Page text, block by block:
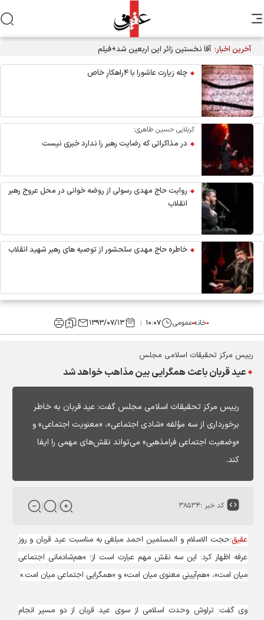
آخرین اخبار: آقا نخستین زائر این اربعین شد+فیلم
چله زیارت عاشورا با ۴راهکارِ خاص
کربلایی حسین طاهری:
در مذاکراتی که رضایت رهبر را ندارد خبری نیست
روایت حاج مهدی رسولی از روضه خوانی در محل عروج رهبر
انقلاب
خاطره حاج مهدی سلحشور از توصیه های رهبر شهید انقلاب
خانهعمومی ۱۰:۰۷ ۱۳۹۳/۰۷/۱۳
رییس مرکز تحقیقات اسلامی مجلس
عید قربان باعث همگرایی بین مذاهب خواهد شد
رییس مرکز تحقیقات اسلامی مجلس گفت: عید قربان به خاطر
برخورداری از سه مؤلفه «شادی اجتماعی»، «معنویت اجتماعی» و
«وضعیت اجتماعی فرامذهبی» می‌تواند نقش‌های مهمی را ایفا
کند.
کد خبر :۳۸۵۳۴
عقیق:حجت الاسلام و المسلمین احمد مبلغی به مناسبت عید قربان و روز
عرفه اظهار کرد: این سه نقش مهم عبارت است از؛ «هم‌شادمانی اجتماعی
میان امت»، «هم‌آیینی معنوی میان امت» و «همگرایی اجتماعی میان امت.»
وی گفت: تراوش وحدت اسلامی از سوی عید قربان از دو مسیر انجام